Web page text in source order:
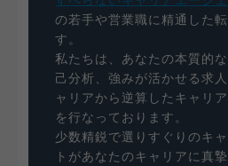
の若手や営業職に精通した
す。
私たちは、あなたの本質的
己分析、強みが活かせる求
ャリアから逆算したキャリ
を行なっております。
少数精鋭で選りすぐりのキ
トがあなたのキャリアに真